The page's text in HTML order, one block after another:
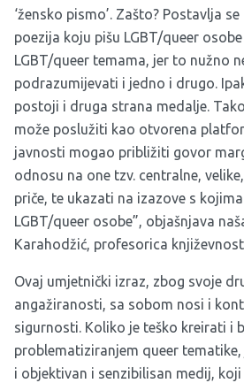
‘žensko pismo’. Zašto? Postavlja
poezija koju pišu LGBT/queer
LGBT/queer temama, jer to nužno
podrazumijevati i jedno i drugo.
postoji i druga strana medalje.
može poslužiti kao otvorena
javnosti mogao približiti govor
odnosu na one tzv. centralne,
priče, te ukazati na izazove s
LGBT/queer osobe”, objašnjava
Karahodžić, profesorica
Ovaj umjetnički izraz, zbog svoje
angažiranosti, sa sobom nosi i
sigurnosti. Koliko je teško kreirati i
problematiziranjem queer
i objektivan i senzibilisan medij,